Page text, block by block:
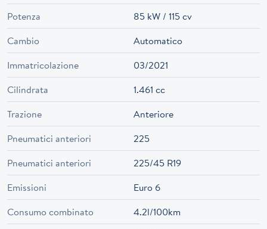
Potenza
85 kW / 115 cv
Cambio
Automatico
Immatricolazione
03/2021
Cilindrata
1.461 cc
Trazione
Anteriore
Pneumatici anteriori
225
Pneumatici anteriori
225/45 R19
Emissioni
Euro 6
Consumo combinato
4.2l/100km